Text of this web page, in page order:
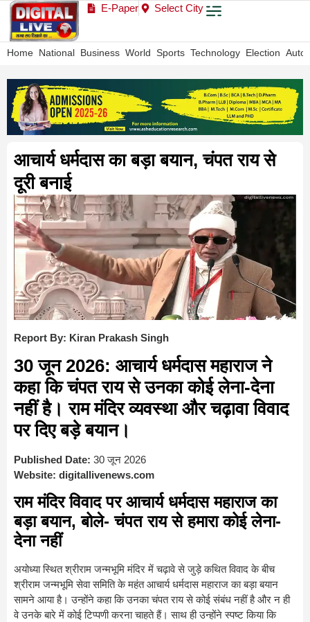
E-Paper Select City
Home National Business World Sports Technology Election Auto
आचार्य धर्मदास का बड़ा बयान, चंपत राय से
दूरी बनाई
Report By: Kiran Prakash Singh
30 जून 2026: आचार्य धर्मदास महाराज ने
कहा कि चंपत राय से उनका कोई लेना-देना
नहीं है। राम मंदिर व्यवस्था और चढ़ावा विवाद
पर दिए बड़े बयान।
Published Date: 30 जून 2026
Website: digitallivenews.com
राम मंदिर विवाद पर आचार्य धर्मदास महाराज का
बड़ा बयान, बोले- चंपत राय से हमारा कोई लेना-
देना नहीं
अयोध्या स्थित श्रीराम जन्मभूमि मंदिर में चढ़ावे से जुड़े कथित विवाद के बीच
श्रीराम जन्मभूमि सेवा समिति के महंत आचार्य धर्मदास महाराज का बड़ा बयान
सामने आया है। उन्होंने कहा कि उनका चंपत राय से कोई संबंध नहीं है और न ही
वे उनके बारे में कोई टिप्पणी करना चाहते हैं। साथ ही उन्होंने स्पष्ट किया कि